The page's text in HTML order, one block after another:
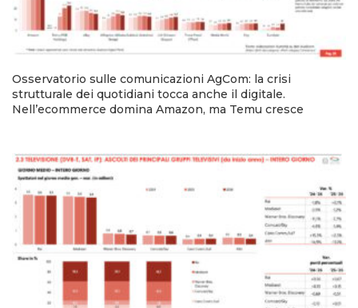
Osservatorio sulle comunicazioni AgCom: la crisi
strutturale dei quotidiani tocca anche il digitale.
Nell’ecommerce domina Amazon, ma Temu cresce